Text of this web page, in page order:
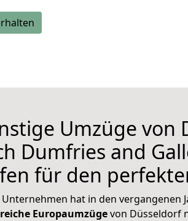
Umzüge von
Dumfries and
für den
hat in den vergangenen
Europaumzügevon Düsseldorf